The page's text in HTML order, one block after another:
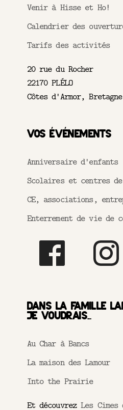
Venir à Hisse et Ho!
Calendrier des
Tarifs des activités
20 rue du Rocher
22170 PLÉLO
Côtes d'Armor, Bretagne
Vos événements
Anniversaire d'enfants
Scolaires et centres
CE, associations,
Enterrement de vie de
Dans la famille
je voudrais...
Au Char à Bancs
La maison des Lamour
Into the Prairie
Et découvrezLes Cimes